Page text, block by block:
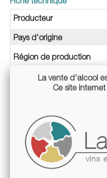
Producteur
Pays d'origine
Région de production
Type & Couleur
Cépage
Millésime
Appellation
La vente d'alcool
Ce site